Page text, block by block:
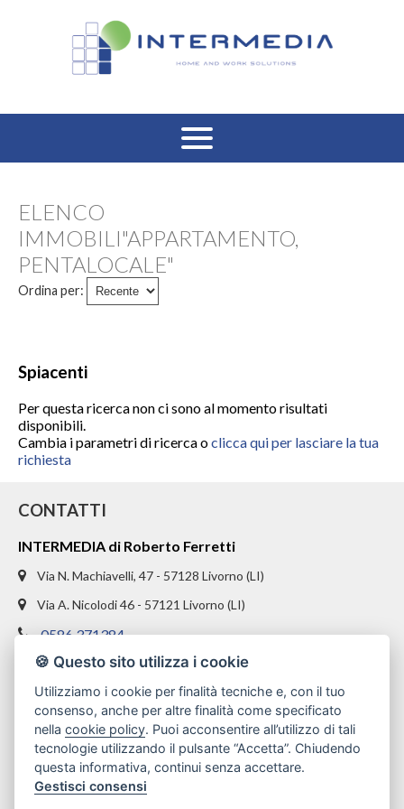
VENDITA RESIDENZIALE
AFFITTO RESIDENZIALE
CHI SIAMO
PROPONI UN IMMOBILE
LASCIA UNA RICHIESTA
CONTATTI
ELENCO
IMMOBILI"APPARTAMENTO,
PENTALOCALE"
Ordina per:
Spiacenti
Per questa ricerca non ci sono al momento risultati
disponibili.
Cambia i parametri di ricerca oclicca qui per lasciare la tua
richiesta
CONTATTI
INTERMEDIA di Roberto Ferretti
Via N. Machiavelli, 47 - 57128 Livorno (LI)
Via A. Nicolodi 46 - 57121 Livorno (LI)
0586 371384
328 1654969
info@intermediaimmobiliare.com
🍪 Questo sito utilizza i cookie
Utilizziamo i cookie per finalità tecniche e, con il tuo
consenso, anche per altre finalità come specificato
nellacookie policy. Puoi acconsentire all’utilizzo di tali
tecnologie utilizzando il pulsante “Accetta”. Chiudendo
questa informativa, continui senza accettare.
Gestisci consensi